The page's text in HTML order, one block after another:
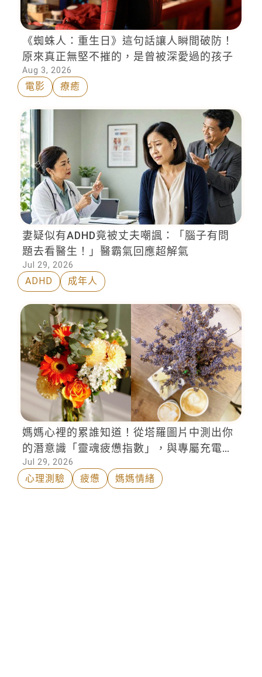
《蜘蛛人：重生日》這句話讓人瞬間破防！
原來真正無堅不摧的，是曾被深愛過的孩子
Aug 3, 2026
電影 療癒
妻疑似有ADHD竟被丈夫嘲諷：「腦子有問
題去看醫生！」醫霸氣回應超解氣
Jul 29, 2026
ADHD 成年人
媽媽心裡的累誰知道！從塔羅圖片中測出你
的潛意識「靈魂疲憊指數」，與專屬充電心
法
Jul 29, 2026
心理測驗 疲憊 媽媽情緒